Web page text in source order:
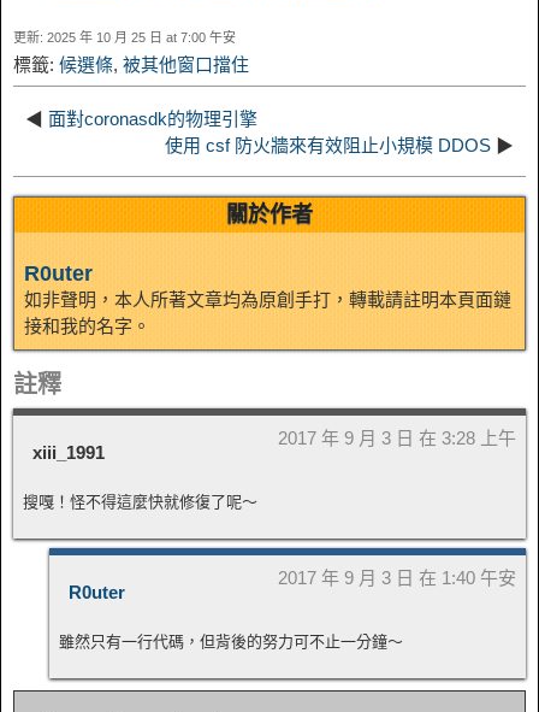
I
更新: 2025 年 10 月 25 日 at 7:00 午安
標籤: 候選條, 被其他窗口擋住
◀ 面對coronasdk的物理引擎
使用 csf 防火牆來有效阻止小規模 DDOS ▶
關於作者
R0uter
如非聲明，本人所著文章均為原創手打，轉載請註明本頁面鏈
接和我的名字。
註釋
xiii_1991
2017 年 9 月 3 日 在 3:28 上午
搜嘎！怪不得這麼快就修復了呢～
R0uter
2017 年 9 月 3 日 在 1:40 午安
雖然只有一行代碼，但背後的努力可不止一分鐘～